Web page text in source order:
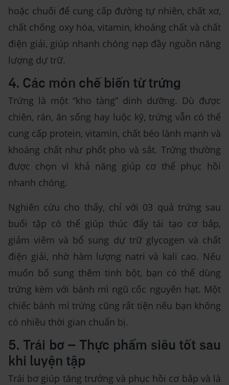
hoặc chuối để cung cấp đường tự nhiên, chất xơ,
chất chống oxy hóa, vitamin, khoáng chất và chất
điện giải, giúp nhanh chóng nạp đầy nguồn năng
lượng dự trữ.
4. Các món chế biến từ trứng
Trứng là một “kho tàng” dinh dưỡng. Dù được
chiên, rán, ăn sống hay luộc kỹ, trứng vẫn có thể
cung cấp protein, vitamin, chất béo lành mạnh và
khoáng chất như phốt pho và sắt. Trứng thường
được chọn vì khả năng giúp cơ thể phục hồi
nhanh chóng.
Nghiên cứu cho thấy, chỉ với 03 quả trứng sau
buổi tập có thể giúp thúc đẩy tái tạo cơ bắp,
giảm viêm và bổ sung dự trữ glycogen và chất
điện giải, nhờ hàm lượng natri và kali cao. Nếu
muốn bổ sung thêm tinh bột, bạn có thể dùng
trứng kèm với bánh mì ngũ cốc nguyên hạt. Một
chiếc bánh mì trứng cũng rất tiện nếu bạn không
có nhiều thời gian chuẩn bị.
5. Trái bơ – Thực phẩm siêu tốt sau
khi luyện tập
Trái bơ giúp tăng trưởng và phục hồi cơ bắp và là